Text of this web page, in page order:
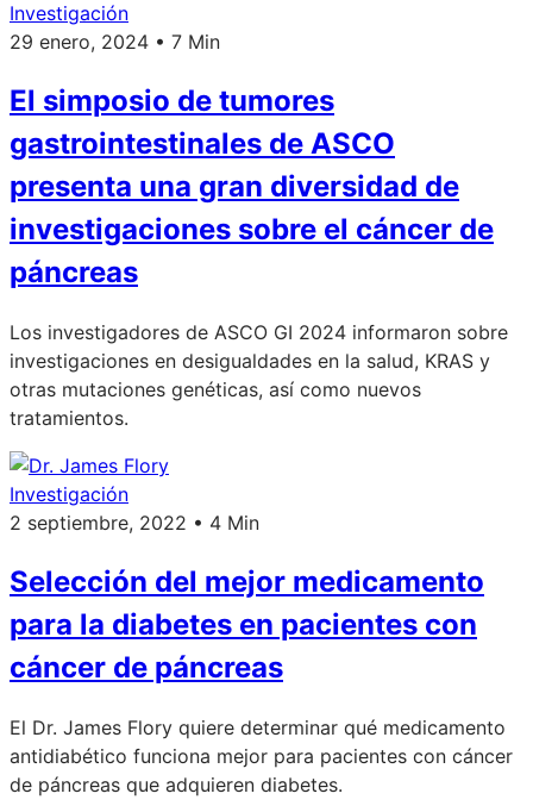
Investigación
29 enero, 2024 • 7 Min
El simposio de tumores
gastrointestinales de ASCO
presenta una gran diversidad de
investigaciones sobre el cáncer de
páncreas
Los investigadores de ASCO GI 2024 informaron sobre
investigaciones en desigualdades en la salud, KRAS y
otras mutaciones genéticas, así como nuevos
tratamientos.
Investigación
2 septiembre, 2022 • 4 Min
Selección del mejor medicamento
para la diabetes en pacientes con
cáncer de páncreas
El Dr. James Flory quiere determinar qué medicamento
antidiabético funciona mejor para pacientes con cáncer
de páncreas que adquieren diabetes.